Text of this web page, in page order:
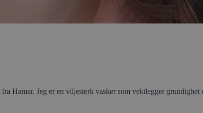
Hamar. Jeg er en viljesterk vasker som vektlegger